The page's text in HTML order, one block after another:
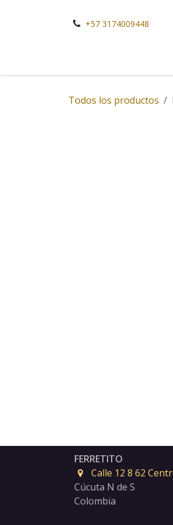
+57 3174009448
Todos los productos
FERRETITO
Calle 12 8 62
Cúcuta N de S
Colombia